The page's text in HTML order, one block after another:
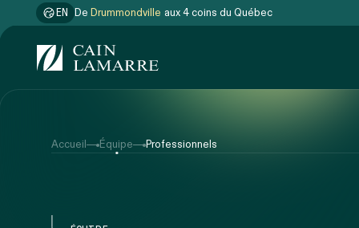
EN De Gatineauaux 4 coins du Québec
Accueil Équipe Professionnels